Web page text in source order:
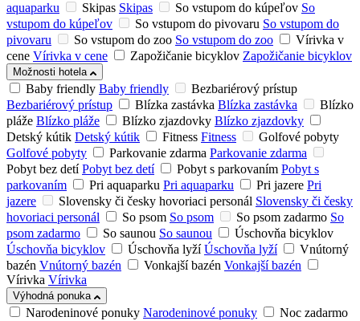
aquaparku
Skipas Skipas So vstupom do kúpeľov So
vstupom do kúpeľov
So vstupom do pivovaru So vstupom do
pivovaru
So vstupom do zoo So vstupom do zoo
Vírivka v
cene Vírivka v cene Zapožičanie bicyklov Zapožičanie bicyklov
Možnosti hotela
Baby friendly Baby friendly
Bezbariérový prístup
Bezbariérový prístup
Blízka zastávka Blízka zastávka
Blízko
pláže Blízko pláže Blízko zjazdovky Blízko zjazdovky
Detský kútik Detský kútik Fitness Fitness
Golfové pobyty
Golfové pobyty
Parkovanie zdarma Parkovanie zdarma
Pobyt bez detí Pobyt bez detí Pobyt s parkovaním Pobyt s
parkovaním
Pri aquaparku Pri aquaparku Pri jazere Pri
jazere
Slovensky či česky hovoriaci personál Slovensky či česky
hovoriaci personál
So psom So psom So psom zadarmo So
psom zadarmo
So saunou So saunou
Úschovňa bicyklov
Úschovňa bicyklov
Úschovňa lyží Úschovňa lyží
Vnútorný
bazén Vnútorný bazén Vonkajší bazén Vonkajší bazén
Vírivka Vírivka
Výhodná ponuka
Narodeninové ponuky Narodeninové ponuky
Noc zadarmo